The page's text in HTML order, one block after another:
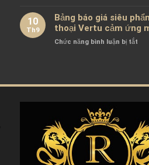
Bảo
Báo
10
Th9
Bảng báo giá siêu
thoại Vertu cảm ứng
nhất chính hãng 100%
Chức năng bình luận bị tắt
ứng
mới